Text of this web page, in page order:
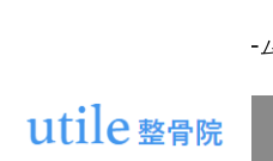
ホー